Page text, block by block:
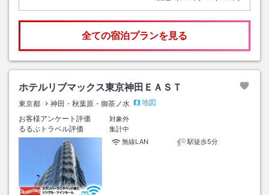
全ての宿泊プランを見る
ホテルリブマックス東京神田ＥＡＳＴ
東京都 神田・秋葉原・御茶ノ水
地図
お客様アンケート評価
対象外
るるぶトラベル評価
集計中
無線LAN
駅徒歩5分